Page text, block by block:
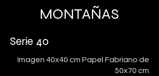
MONTAÑAS
Serie 40
Imagen 40x40 cm Papel Fabriano de
50x70 cm